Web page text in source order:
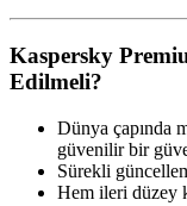
Kaspersky
Edilmeli?
Dünya çapında
güvenilir bir
Sürekli
Hem ileri düzey